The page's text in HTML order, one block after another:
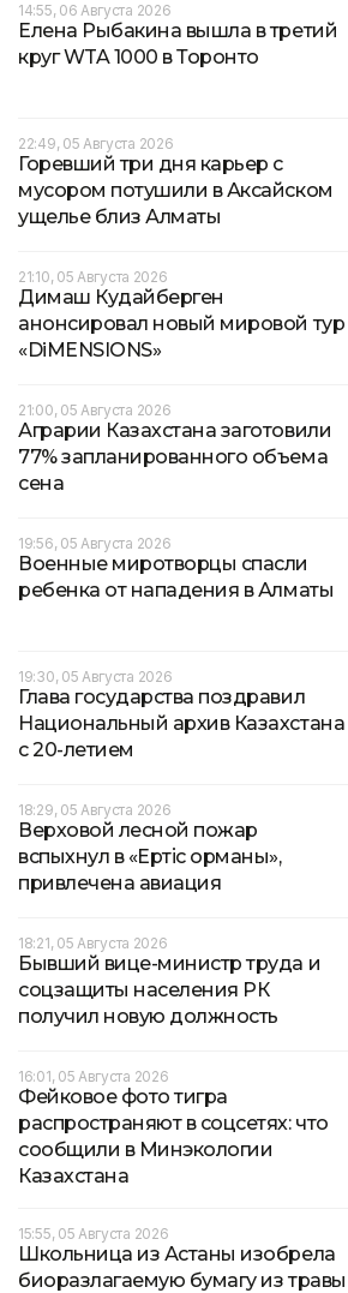
14:55, 06 Августа 2026
Елена Рыбакина вышла в третий
круг WTA 1000 в Торонто
22:49, 05 Августа 2026
Горевший три дня карьер с
мусором потушили в Аксайском
ущелье близ Алматы
21:10, 05 Августа 2026
Димаш Кудайберген
анонсировал новый мировой тур
«DiMENSIONS»
21:00, 05 Августа 2026
Аграрии Казахстана заготовили
77% запланированного объема
сена
19:56, 05 Августа 2026
Военные миротворцы спасли
ребенка от нападения в Алматы
19:30, 05 Августа 2026
Глава государства поздравил
Национальный архив Казахстана
с 20-летием
18:29, 05 Августа 2026
Верховой лесной пожар
вспыхнул в «Ертіс орманы»,
привлечена авиация
18:21, 05 Августа 2026
Бывший вице-министр труда и
соцзащиты населения РК
получил новую должность
16:01, 05 Августа 2026
Фейковое фото тигра
распространяют в соцсетях: что
сообщили в Минэкологии
Казахстана
15:55, 05 Августа 2026
Школьница из Астаны изобрела
биоразлагаемую бумагу из травы